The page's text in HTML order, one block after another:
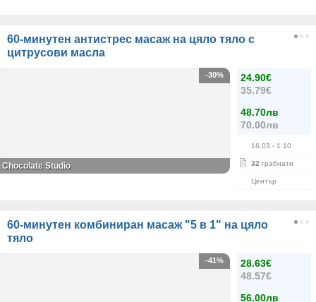
60-минутен антистрес масаж на цяло тяло с
цитрусови масла
24.90€
35.79€
48.70лв
70.00лв
16.03 - 1.10
32 грабнати
Център
-30%
Chocolate Studio
60-минутен комбиниран масаж "5 в 1" на цяло
тяло
28.63€
48.57€
56.00лв
-41%